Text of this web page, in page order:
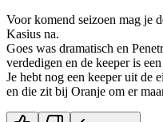
Voor komend seizoen mag je
Kasius na.
Goes was dramatisch en
verdedigen en de keeper is
Je hebt nog een keeper uit de
en die zit bij Oranje om er